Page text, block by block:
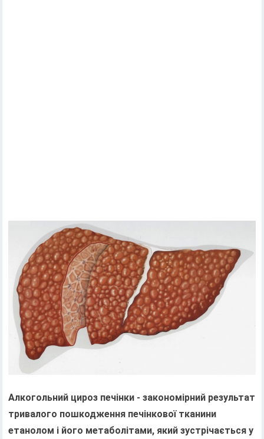
Алкогольний цироз печінки - закономірний результат
тривалого пошкодження печінкової тканини
етанолом і його метаболітами, який зустрічається у